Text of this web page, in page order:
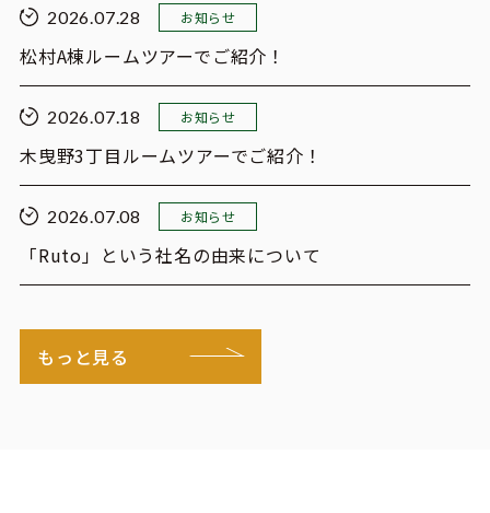
2026.07.28 お知らせ
松村A棟ルームツアーでご紹介！
2026.07.18 お知らせ
木曳野3丁目ルームツアーでご紹介！
2026.07.08 お知らせ
「Ruto」という社名の由来について
もっと見る